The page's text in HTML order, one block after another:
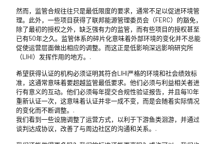
然而，监管合规往往只是最低限度的要求，通常不足以促进环境管
理。此外，一些项目获得了联邦能源管理委员会（FERC）的豁免，
除了最初的授权之外，缺乏强有力的监管，而有些项目的授权甚至
已有50年之久。监管体系的碎片化意味着外部环境的变化并不总能
促使运营层面做出相应的调整。而这正是低影响深远影响研究所
（LIHI）发挥作用的地方。.
希望获得认证的机构必须证明其符合LIHI严格的环境和社会绩效标
准，这通常意味着要超越监管最低要求。他们必须与利益相关者进
行有意义的互动。他们必须每年提交合规性验证报告，并且每10年
重新认证一次，这意味着认证并非一成不变，而是会随着实际情况
的变化而不断调整。.
我们看到一些设施调整了运营方式，以利于下游鱼类洄游，并通过
谈判达成协议，改善了与周边社区的沟通和关系。.